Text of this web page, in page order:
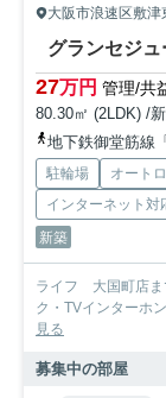
大阪市浪速区敷津
グランセジ
27万円 管理/共
80.30㎡ (2LDK) /
地下鉄御堂筋線
駐輪場 オート
インターネット対
新築
ライフ 大国町店ま
ク・TVインターホ
見る
募集中の部屋